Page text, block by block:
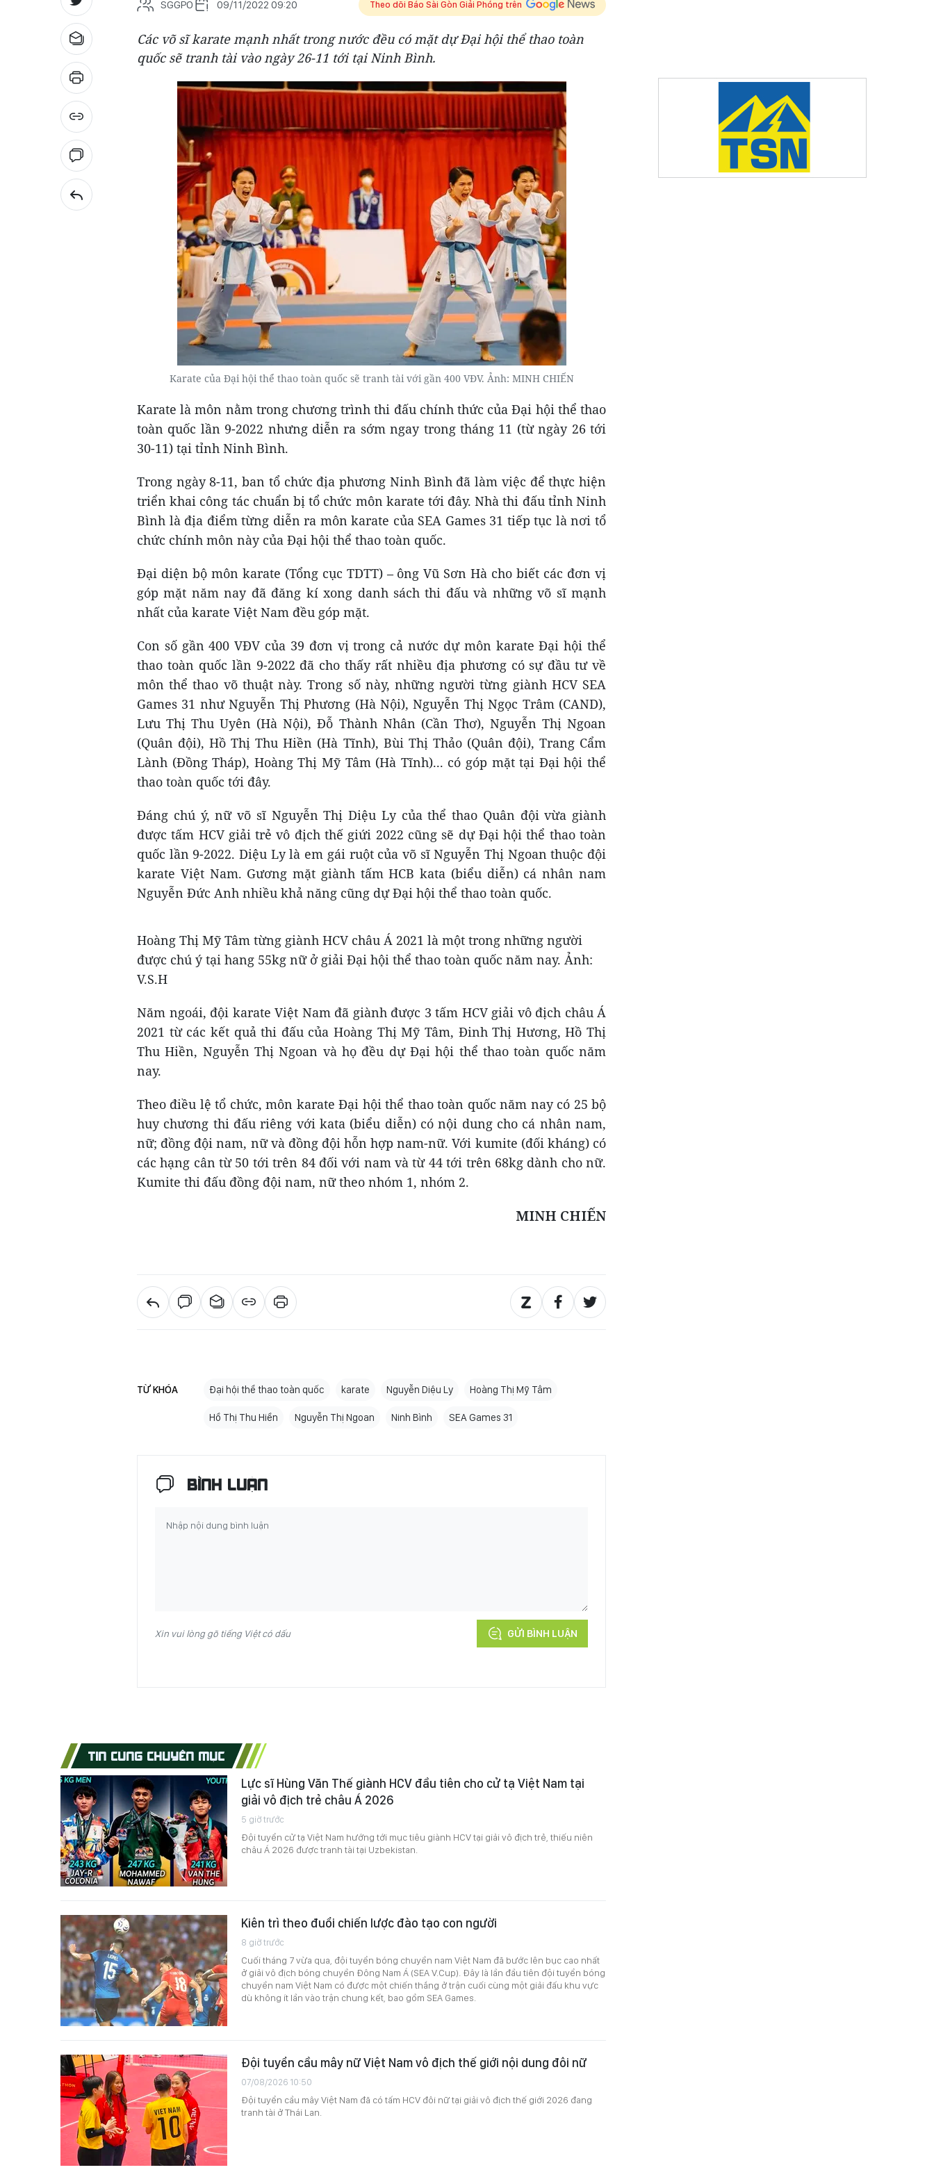
SGGPO 09/11/2022 09:20 Theo dõi Báo Sài Gòn Giải Phóng trên
Các võ sĩ karate mạnh nhất trong nước đều có mặt dự Đại hội thể thao toàn
quốc sẽ tranh tài vào ngày 26-11 tới tại Ninh Bình.
Karate của Đại hội thể thao toàn quốc sẽ tranh tài với gần 400 VĐV. Ảnh: MINH CHIẾN
Karate là môn nằm trong chương trình thi đấu chính thức của Đại hội thể thao
toàn quốc lần 9-2022 nhưng diễn ra sớm ngay trong tháng 11 (từ ngày 26 tới
30-11) tại tỉnh Ninh Bình.
Trong ngày 8-11, ban tổ chức địa phương Ninh Bình đã làm việc để thực hiện
triển khai công tác chuẩn bị tổ chức môn karate tới đây. Nhà thi đấu tỉnh Ninh
Bình là địa điểm từng diễn ra môn karate của SEA Games 31 tiếp tục là nơi tổ
chức chính môn này của Đại hội thể thao toàn quốc.
Đại diện bộ môn karate (Tổng cục TDTT) – ông Vũ Sơn Hà cho biết các đơn vị
góp mặt năm nay đã đăng kí xong danh sách thi đấu và những võ sĩ mạnh
nhất của karate Việt Nam đều góp mặt.
Con số gần 400 VĐV của 39 đơn vị trong cả nước dự môn karate Đại hội thể
thao toàn quốc lần 9-2022 đã cho thấy rất nhiều địa phương có sự đầu tư về
môn thể thao võ thuật này. Trong số này, những người từng giành HCV SEA
Games 31 như Nguyễn Thị Phương (Hà Nội), Nguyễn Thị Ngọc Trâm (CAND),
Lưu Thị Thu Uyên (Hà Nội), Đỗ Thành Nhân (Cần Thơ), Nguyễn Thị Ngoan
(Quân đội), Hồ Thị Thu Hiền (Hà Tĩnh), Bùi Thị Thảo (Quân đội), Trang Cẩm
Lành (Đồng Tháp), Hoàng Thị Mỹ Tâm (Hà Tĩnh)... có góp mặt tại Đại hội thể
thao toàn quốc tới đây.
Đáng chú ý, nữ võ sĩ Nguyễn Thị Diệu Ly của thể thao Quân đội vừa giành
được tấm HCV giải trẻ vô địch thế giứi 2022 cũng sẽ dự Đại hội thể thao toàn
quốc lần 9-2022. Diệu Ly là em gái ruột của võ sĩ Nguyễn Thị Ngoan thuộc đội
karate Việt Nam. Gương mặt giành tấm HCB kata (biểu diễn) cá nhân nam
Nguyễn Đức Anh nhiều khả năng cũng dự Đại hội thể thao toàn quốc.
Hoàng Thị Mỹ Tâm từng giành HCV châu Á 2021 là một trong những người
được chú ý tại hang 55kg nữ ở giải Đại hội thể thao toàn quốc năm nay. Ảnh:
V.S.H
Năm ngoái, đội karate Việt Nam đã giành được 3 tấm HCV giải vô địch châu Á
2021 từ các kết quả thi đấu của Hoàng Thị Mỹ Tâm, Đinh Thị Hương, Hồ Thị
Thu Hiền, Nguyễn Thị Ngoan và họ đều dự Đại hội thể thao toàn quốc năm
nay.
Theo điều lệ tổ chức, môn karate Đại hội thể thao toàn quốc năm nay có 25 bộ
huy chương thi đấu riêng với kata (biểu diễn) có nội dung cho cá nhân nam,
nữ; đồng đội nam, nữ và đồng đội hỗn hợp nam-nữ. Với kumite (đối kháng) có
các hạng cân từ 50 tới trên 84 đối với nam và từ 44 tới trên 68kg dành cho nữ.
Kumite thi đấu đồng đội nam, nữ theo nhóm 1, nhóm 2.
MINH CHIẾN
TỪ KHÓA Đại hội thể thao toàn quốc karate Nguyễn Diệu Ly Hoàng Thị Mỹ Tâm
Hồ Thị Thu Hiền Nguyễn Thị Ngoan Ninh Bình SEA Games 31
BÌNH LUẬN
Xin vui lòng gõ tiếng Việt có dấu GỬI BÌNH LUẬN
TIN CÙNG CHUYÊN MỤC
Lực sĩ Hùng Văn Thế giành HCV đầu tiên cho cử tạ Việt Nam tại
giải vô địch trẻ châu Á 2026
5 giờ trước
Đội tuyển cử tạ Việt Nam hướng tới mục tiêu giành HCV tại giải vô địch trẻ, thiếu niên
châu Á 2026 được tranh tài tại Uzbekistan.
Kiên trì theo đuổi chiến lược đào tạo con người
8 giờ trước
Cuối tháng 7 vừa qua, đội tuyển bóng chuyền nam Việt Nam đã bước lên bục cao nhất
ở giải vô địch bóng chuyền Đông Nam Á (SEA V.Cup). Đây là lần đầu tiên đội tuyển bóng
chuyền nam Việt Nam có được một chiến thắng ở trận cuối cùng một giải đấu khu vực
dù không ít lần vào trận chung kết, bao gồm SEA Games.
Đội tuyển cầu mây nữ Việt Nam vô địch thế giới nội dung đôi nữ
07/08/2026 10:50
Đội tuyển cầu mây Việt Nam đã có tấm HCV đôi nữ tại giải vô địch thế giới 2026 đang
tranh tài ở Thái Lan.